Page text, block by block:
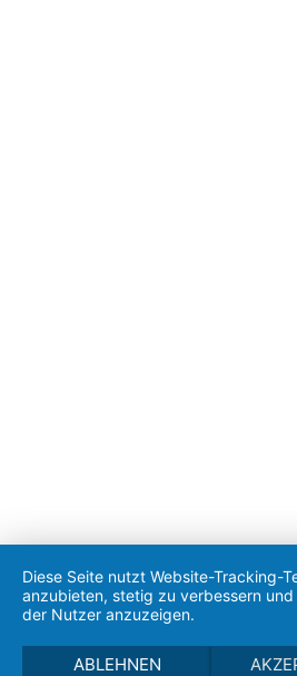
Diese Seite nutzt Website-Tracking-
anzubieten, stetig zu verbessern
der Nutzer anzuzeigen.
ABLEHNEN